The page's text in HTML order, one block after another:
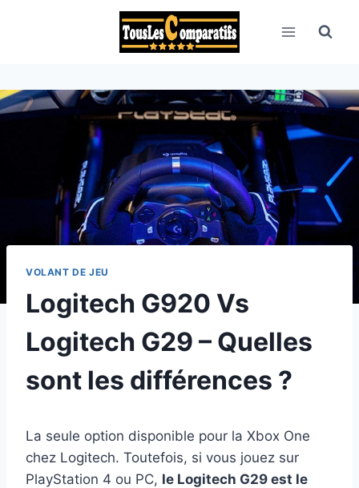
VOLANT DE JEU
Logitech G920 Vs
Logitech G29 – Quelles
sont les différences ?
La seule option disponible pour la Xbox One
chez Logitech. Toutefois, si vous jouez sur
PlayStation 4 ou PC, le Logitech G29 est le